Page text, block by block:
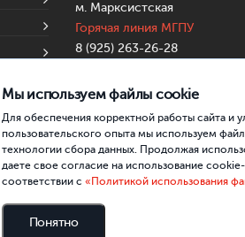
м. Марксистская
Горячая линия МГПУ
8 (925) 263-26-28
su@mgpu.ru
Partners:
https://mostbettr.xyz/
https://pincocasinotr.xyz/
https://
Мы используем файлы cookie
Для обеспечения корректной работы сайта и
пользовательского опыта мы используем
технологии сбора данных. Продолжая
даете свое согласие на использование
соответствии с «Политикой использования
Понятно